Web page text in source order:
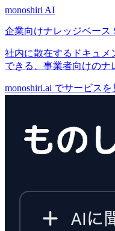
monoshiri AI
企業向けナレッジベース
社内に散在するドキュメ
できる、事業者向けのナ
monoshiri.ai でサービスを